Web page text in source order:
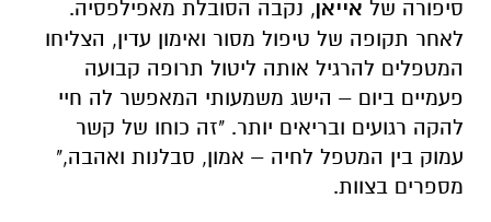
סיפורה של אייאן, נקבה הסובלת מאפילפסיה.
לאחר תקופה של טיפול מסור ואימון עדין, הצליחו
המטפלים להרגיל אותה ליטול תרופה קבועה
פעמיים ביום – הישג משמעותי המאפשר לה חיי
להקה רגועים ובריאים יותר. "זה כוחו של קשר
עמוק בין המטפל לחיה – אמון, סבלנות ואהבה,"
מספרים בצוות.